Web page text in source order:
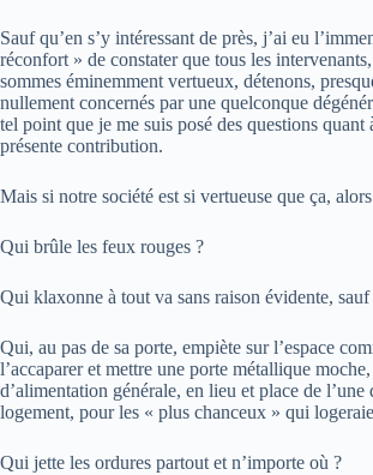
Sauf qu’en s’y intéressant de près, j’ai eu
réconfort » de constater que tous les
sommes éminemment vertueux, détenons,
nullement concernés par une quelconque
tel point que je me suis posé des questions quant
présente contribution.
Mais si notre société est si vertueuse que ça,
Qui brûle les feux rouges ?
Qui klaxonne à tout va sans raison évidente, sauf
Qui, au pas de sa porte, empiète sur l’espace
l’accaparer et mettre une porte métallique
d’alimentation générale, en lieu et place de l’une
logement, pour les « plus chanceux » qui
Qui jette les ordures partout et n’importe où ?